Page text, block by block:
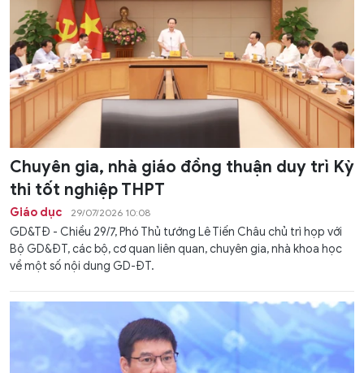
Chuyên gia, nhà giáo đồng thuận duy trì Kỳ
thi tốt nghiệp THPT
Giáo dục 29/07/2026 10:08
GD&TĐ - Chiều 29/7, Phó Thủ tướng Lê Tiến Châu chủ trì họp với
Bộ GD&ĐT, các bộ, cơ quan liên quan, chuyên gia, nhà khoa học
về một số nội dung GD-ĐT.